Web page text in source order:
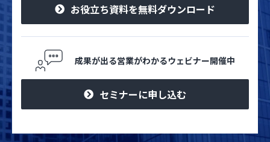
お役立ち資料を無料ダウンロード
成果が出る営業がわかるウェビナー開催中
セミナーに申し込む